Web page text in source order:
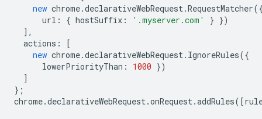
new chrome.declarativeWebRequest.RequestMatcher
url : { hostSuffix : '.myserver.com' } })
],
actions :
[
new chrome.declarativeWebRequest. IgnoreRules({
lowerPriorityThan : 1000 })
]
};
chrome.declarativeWebRequest.onRequest.addRules([